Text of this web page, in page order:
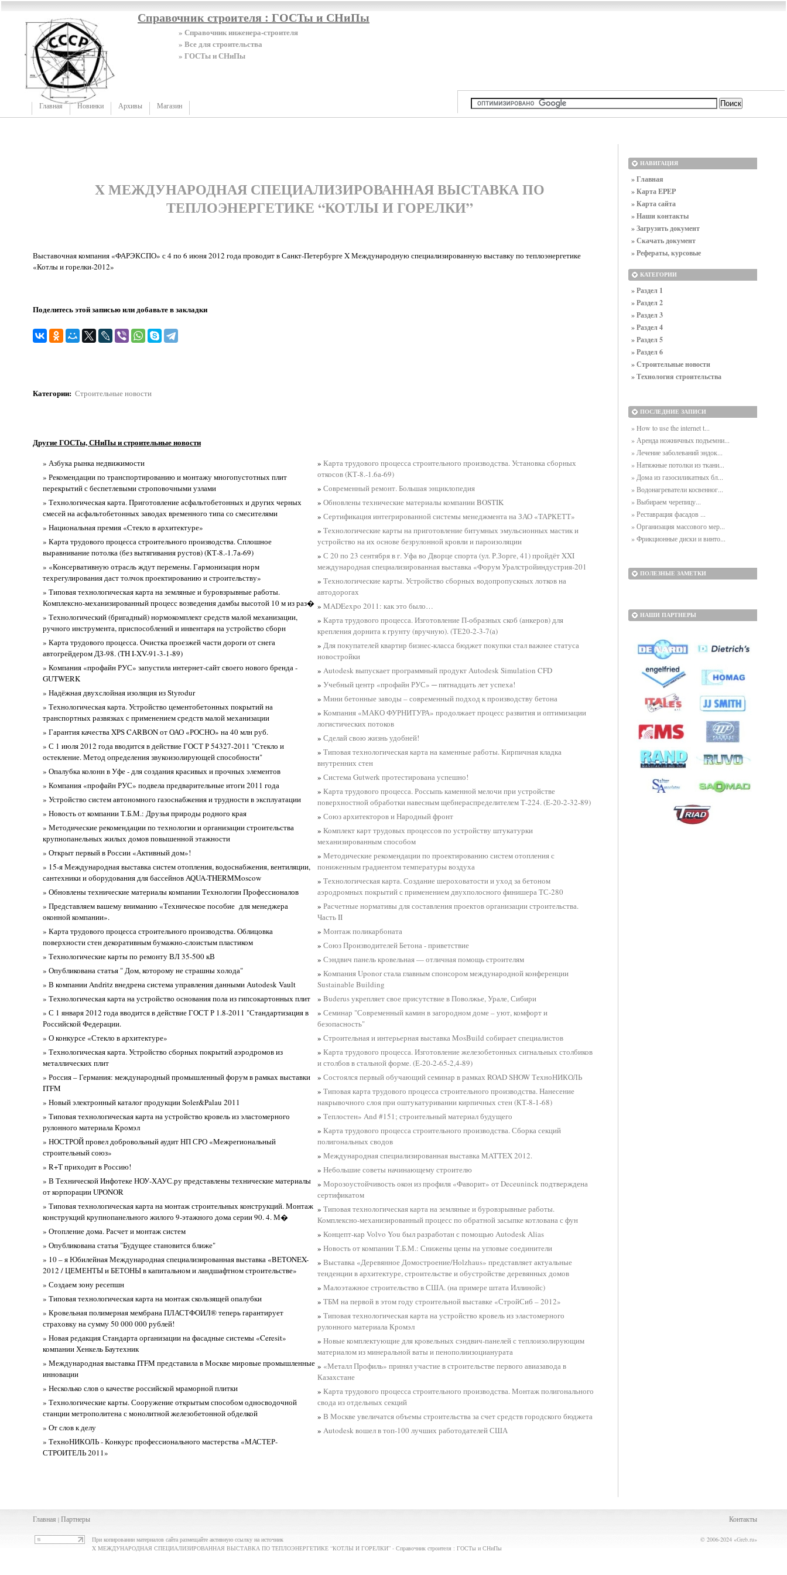
Справочник строителя : ГОСТы и СНиПы
» Справочник инженера-строителя
» Все для строительства
» ГОСТы и СНиПы
Главная Новинки Архивы Магазин
X МЕЖДУНАРОДНАЯ СПЕЦИАЛИЗИРОВАННАЯ ВЫСТАВКА ПО
ТЕПЛОЭНЕРГЕТИКЕ “КОТЛЫ И ГОРЕЛКИ”
Выставочная компания «ФАРЭКСПО» с 4 по 6 июня 2012 года проводит в Санкт-Петербурге X Международную специализированную выставку по теплоэнергетике
«Котлы и горелки-2012»
Поделитесь этой записью или добавьте в закладки
Категории: Строительные новости
Другие ГОСТы, СНиПы и строительные новости
» Азбука рынка недвижимости
» Рекомендации по транспортированию и монтажу многопустотных плит
перекрытий с беспетлевыми строповочными узлами
» Технологическая карта. Приготовление асфальтобетонных и других черных
смесей на асфальтобетонных заводах временного типа со смесителями
» Национальная премия «Стекло в архитектуре»
» Карта трудового процесса строительного производства. Сплошное
выравнивание потолка (без вытягивания рустов) (КТ-8.-1.7а-69)
» «Консервативную отрасль ждут перемены. Гармонизация норм
техрегулирования даст толчок проектированию и строительству»
» Типовая технологическая карта на земляные и буровзрывные работы.
Комплексно-механизированный процесс возведения дамбы высотой 10 м из раз�
» Технологический (бригадный) нормокомплект средств малой механизации,
ручного инструмента, приспособлений и инвентаря на устройство сборн
» Карта трудового процесса. Очистка проезжей части дороги от снега
автогрейдером ДЗ-98. (TH I-XV-91-3-1-89)
» Компания «профайн РУС» запустила интернет-сайт своего нового бренда -
GUTWERK
» Надёжная двухслойная изоляция из Styrodur
» Технологическая карта. Устройство цементобетонных покрытий на
транспортных развязках с применением средств малой механизации
» Гарантия качества XPS CARBON от ОАО «РОСНО» на 40 млн руб.
» С 1 июля 2012 года вводится в действие ГОСТ Р 54327-2011 "Стекло и
остекление. Метод определения звукоизолирующей способности"
» Опалубка колонн в Уфе - для создания красивых и прочных элементов
» Компания «профайн РУС» подвела предварительные итоги 2011 года
» Устройство систем автономного газоснабжения и трудности в эксплуатации
» Новость от компании Т.Б.М.: Друзья природы родного края
» Методические рекомендации по технологии и организации строительства
крупнопанельных жилых домов повышенной этажности
» Открыт первый в России «Активный дом»!
» 15-я Международная выставка систем отопления, водоснабжения, вентиляции,
сантехники и оборудования для бассейнов AQUA-THERMMoscow
» Обновлены технические материалы компании Технологии Профессионалов
» Представляем вашему вниманию «Техническое пособие для менеджера
оконной компании».
» Карта трудового процесса строительного производства. Облицовка
поверхности стен декоративным бумажно-слоистым пластиком
» Технологические карты по ремонту ВЛ 35-500 кВ
» Опубликована статья " Дом, которому не страшны холода"
» В компании Andritz внедрена система управления данными Autodesk Vault
» Технологическая карта на устройство основания пола из гипсокартонных плит
» С 1 января 2012 года вводится в действие ГОСТ Р 1.8-2011 "Стандартизация в
Российской Федерации.
» О конкурсе «Стекло в архитектуре»
» Технологическая карта. Устройство сборных покрытий аэродромов из
металлических плит
» Россия – Германия: международный промышленный форум в рамках выставки
ITFM
» Новый электронный каталог продукции Soler&Palau 2011
» Типовая технологическая карта на устройство кровель из эластомерного
рулонного материала Кромэл
» НОСТРОЙ провел добровольный аудит НП СРО «Межрегиональный
строительный союз»
» R+T приходит в Россию!
» В Технической Инфотеке НОУ-ХАУС.ру представлены технические материалы
от корпорации UPONOR
» Типовая технологическая карта на монтаж строительных конструкций. Монтаж
конструкций крупнопанельного жилого 9-этажного дома серии 90. 4. М�
» Отопление дома. Расчет и монтаж систем
» Опубликована статья "Будущее становится ближе"
» 10 – я Юбилейная Международная специализированная выставка «BETONEX-
2012 / ЦЕМЕНТЫ и БЕТОНЫ в капитальном и ландшафтном строительстве»
» Создаем зону ресепшн
» Типовая технологическая карта на монтаж скользящей опалубки
» Кровельная полимерная мембрана ПЛАСТФОИЛ® теперь гарантирует
страховку на сумму 50 000 000 рублей!
» Новая редакция Стандарта организации на фасадные системы «Ceresit»
компании Хенкель Баутехник
» Международная выставка ITFM представила в Москве мировые промышленные
инновации
» Несколько слов о качестве российской мраморной плитки
» Технологические карты. Сооружение открытым способом односводочной
станции метрополитена с монолитной железобетонной обделкой
» От слов к делу
» ТехноНИКОЛЬ - Конкурс профессионального мастерства «МАСТЕР-
СТРОИТЕЛЬ 2011»
» Карта трудового процесса строительного производства. Установка сборных
откосов (КТ-8.-1.6а-69)
» Современный ремонт. Большая энциклопедия
» Обновлены технические материалы компании BOSTIK
» Сертификация интегрированной системы менеджмента на ЗАО «ТАРКЕТТ»
» Технологические карты на приготовление битумных эмульсионных мастик и
устройство на их основе безрулонной кровли и пароизоляции
» С 20 по 23 сентября в г. Уфа во Дворце спорта (ул. Р.Зорге, 41) пройдёт XXI
международная специализированная выставка «Форум Уралстройиндустрия-201
» Технологические карты. Устройство сборных водопропускных лотков на
автодорогах
» MADEexpo 2011: как это было…
» Карта трудового процесса. Изготовление П-образных скоб (анкеров) для
крепления дорнита к грунту (вручную). (ТЕ20-2-3-7(а)
» Для покупателей квартир бизнес-класса бюджет покупки стал важнее статуса
новостройки
» Autodesk выпускает программный продукт Autodesk Simulation CFD
» Учебный центр «профайн РУС» ─ пятнадцать лет успеха!
» Мини бетонные заводы – современный подход к производству бетона
» Компания «МАКО ФУРНИТУРА» продолжает процесс развития и оптимизации
логистических потоков
» Сделай свою жизнь удобней!
» Типовая технологическая карта на каменные работы. Кирпичная кладка
внутренних стен
» Система Gutwerk протестирована успешно!
» Карта трудового процесса. Россыпь каменной мелочи при устройстве
поверхностной обработки навесным щебнераспределителем Т-224. (Е-20-2-32-89)
» Союз архитекторов и Народный фронт
» Комплект карт трудовых процессов по устройству штукатурки
механизированным способом
» Методические рекомендации по проектированию систем отопления с
пониженным градиентом температуры воздуха
» Технологическая карта. Создание шероховатости и уход за бетоном
аэродромных покрытий с применением двухполосного финишера ТС-280
» Расчетные нормативы для составления проектов организации строительства.
Часть II
» Монтаж поликарбоната
» Союз Производителей Бетона - приветствие
» Сэндвич панель кровельная — отличная помощь строителям
» Компания Uponor стала главным спонсором международной конференции
Sustainable Building
» Buderus укрепляет свое присутствие в Поволжье, Урале, Сибири
» Семинар "Современный камин в загородном доме – уют, комфорт и
безопасность"
» Строительная и интерьерная выставка MosBuild собирает специалистов
» Карта трудового процесса. Изготовление железобетонных сигнальных столбиков
и столбов в стальной форме. (Е-20-2-65-2,4-89)
» Состоялся первый обучающий семинар в рамках ROAD SHOW ТехноНИКОЛЬ
» Типовая карта трудового процесса строительного производства. Нанесение
накрывочного слоя при оштукатуривании кирпичных стен (КТ-8-1-68)
» Теплостен» And #151; строительный материал будущего
» Карта трудового процесса строительного производства. Сборка секций
полигональных сводов
» Международная специализированная выставка MATTEX 2012.
» Небольшие советы начинающему строителю
» Морозоустойчивость окон из профиля «Фаворит» от Deceuninck подтверждена
сертификатом
» Типовая технологическая карта на земляные и буровзрывные работы.
Комплексно-механизированный процесс по обратной засыпке котлована с фун
» Концепт-кар Volvo You был разработан с помощью Autodesk Alias
» Новость от компании Т.Б.М.: Снижены цены на угловые соединители
» Выставка «Деревянное Домостроение/Holzhaus» представляет актуальные
тенденции в архитектуре, строительстве и обустройстве деревянных домов
» Малоэтажное строительство в США. (на примере штата Иллинойс)
» ТБМ на первой в этом году строительной выставке «СтройСиб – 2012»
» Типовая технологическая карта на устройство кровель из эластомерного
рулонного материала Кромэл
» Новые комплектующие для кровельных сэндвич-панелей с теплоизолирующим
материалом из минеральной ваты и пенополиизоцианурата
» «Металл Профиль» принял участие в строительстве первого авиазавода в
Казахстане
» Карта трудового процесса строительного производства. Монтаж полигонального
свода из отдельных секций
» В Москве увеличатся объемы строительства за счет средств городского бюджета
» Autodesk вошел в топ-100 лучших работодателей США
НАВИГАЦИЯ
» Главная
» Карта EPEP
» Карта сайта
» Наши контакты
» Загрузить документ
» Скачать документ
» Рефераты, курсовые
КАТЕГОРИИ
» Раздел 1
» Раздел 2
» Раздел 3
» Раздел 4
» Раздел 5
» Раздел 6
» Строительные новости
» Технология строительства
ПОСЛЕДНИЕ ЗАПИСИ
» How to use the internet t...
» Аренда ножничных подъемни...
» Лечение заболеваний эндок...
» Натяжные потолки из ткани...
» Дома из газосиликатных бл...
» Водонагреватели косвенног...
» Выбираем черепицу...
» Реставрация фасадов ...
» Организация массового мер...
» Фрикционные диски и винто...
ПОЛЕЗНЫЕ ЗАМЕТКИ
НАШИ ПАРТНЕРЫ
Главная | Партнеры Контакты
При копировании материалов сайта размещайте активную ссылку на источник
X МЕЖДУНАРОДНАЯ СПЕЦИАЛИЗИРОВАННАЯ ВЫСТАВКА ПО ТЕПЛОЭНЕРГЕТИКЕ “КОТЛЫ И ГОРЕЛКИ” - Справочник строителя : ГОСТы и СНиПы
© 2006-2024 «Greb.ru»